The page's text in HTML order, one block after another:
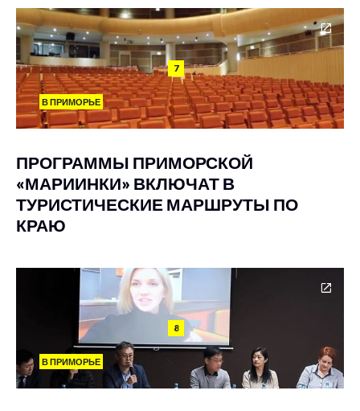
7
В ПРИМОРЬЕ
ПРОГРАММЫ ПРИМОРСКОЙ
«МАРИИНКИ» ВКЛЮЧАТ В
ТУРИСТИЧЕСКИЕ МАРШРУТЫ ПО
КРАЮ
8
В ПРИМОРЬЕ